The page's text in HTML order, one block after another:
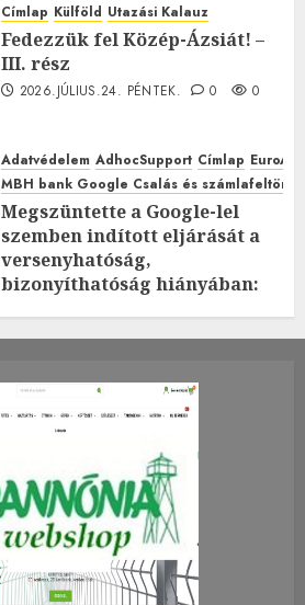
Címlap Külföld Utazási Kalauz
Fedezzük fel Közép-Ázsiát! –
III. rész
2026.JÚLIUS.24. PÉNTEK. 0 0
Adatvédelem AdhocSupport Címlap
MBH bank Google Csalás és
Megszüntette a Google-lel
szemben indított eljárását a
versenyhatóság,
bizonyíthatóság hiányában:
2026.JÚLIUS.23. CSÜTÖRTÖK.
0